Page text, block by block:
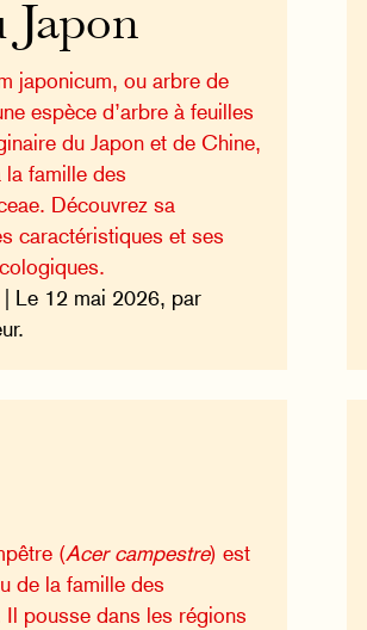
Japon
japonicum, ou arbre de
espèce d’arbre à feuilles
du Japon et de Chine,
la famille des
Découvrez sa
caractéristiques et ses
| Le 12 mai 2026, par
(Acer campestre) est
de la famille des
Il pousse dans les régions